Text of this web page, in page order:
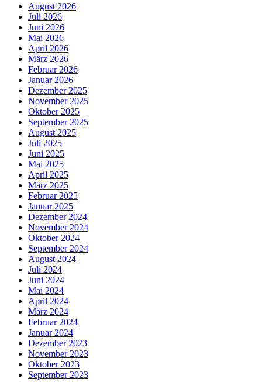
August 2026
Juli 2026
Juni 2026
Mai 2026
April 2026
März 2026
Februar 2026
Januar 2026
Dezember 2025
November 2025
Oktober 2025
September 2025
August 2025
Juli 2025
Juni 2025
Mai 2025
April 2025
März 2025
Februar 2025
Januar 2025
Dezember 2024
November 2024
Oktober 2024
September 2024
August 2024
Juli 2024
Juni 2024
Mai 2024
April 2024
März 2024
Februar 2024
Januar 2024
Dezember 2023
November 2023
Oktober 2023
September 2023